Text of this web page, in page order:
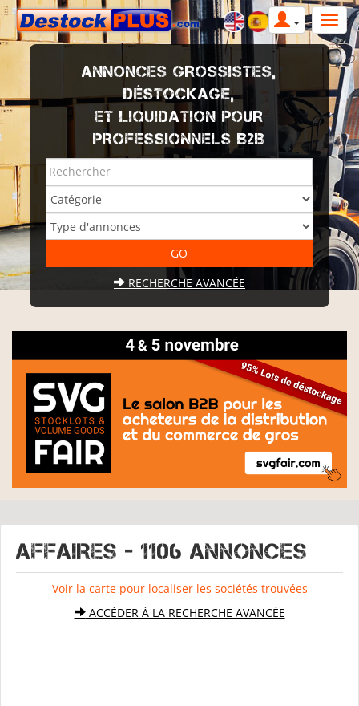
ANNONCES GROSSISTES,
DÉSTOCKAGE,
ET LIQUIDATION POUR
PROFESSIONNELS B2B
RECHERCHE AVANCÉE
AFFAIRES - 1106 Annonces
Voir la carte pour localiser les sociétés trouvées
ACCÉDER À LA RECHERCHE AVANCÉE